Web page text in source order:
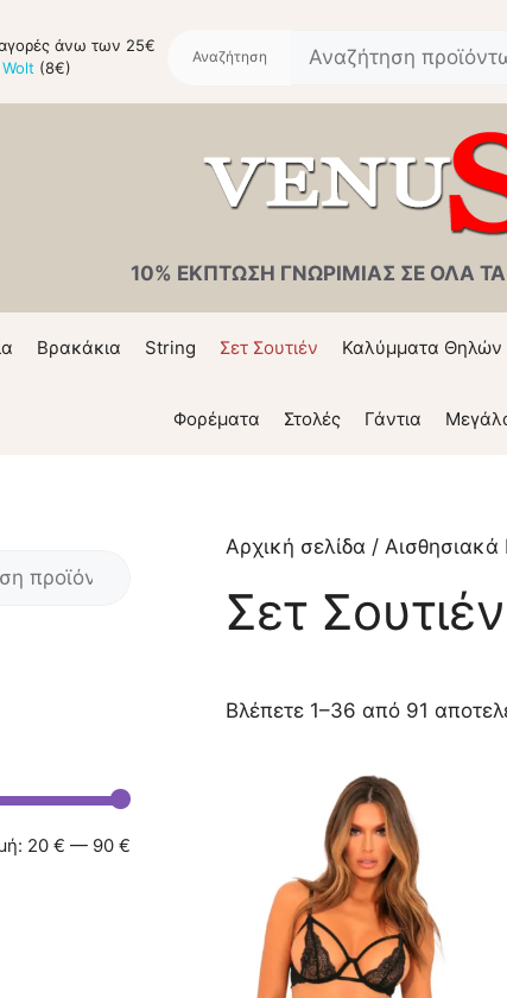
αγορές άνω των 25€
(8€)
10% ΕΚΠΤΩΣΗ ΓΝΩΡΙΜΙΑΣ ΣΕ ΟΛΑ
Βρακάκια String Σετ Σουτιέν Καλύμματα Θηλών
Φορέματα Στολές Γάντια
Αρχική σελίδα /
Σετ Σουτιέν
Βλέπετε 1–36 από 91
20 € — 90 €